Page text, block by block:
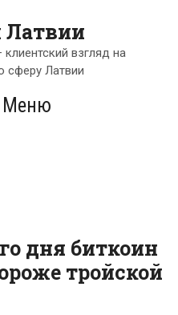
Латвии
взгляд на
сферу Латвии
Меню
дня биткоин
тройской